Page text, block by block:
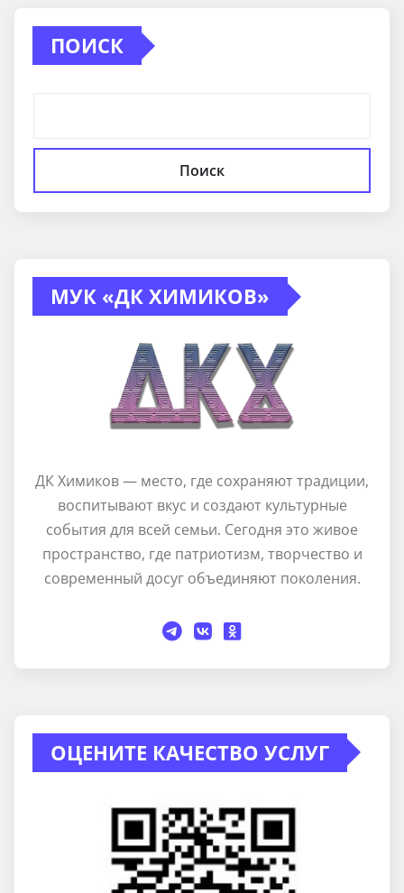
ПОИСК
Поиск
МУК «ДК ХИМИКОВ»
ДК Химиков — место, где сохраняют традиции,
воспитывают вкус и создают культурные
события для всей семьи. Сегодня это живое
пространство, где патриотизм, творчество и
современный досуг объединяют поколения.
ОЦЕНИТЕ КАЧЕСТВО УСЛУГ